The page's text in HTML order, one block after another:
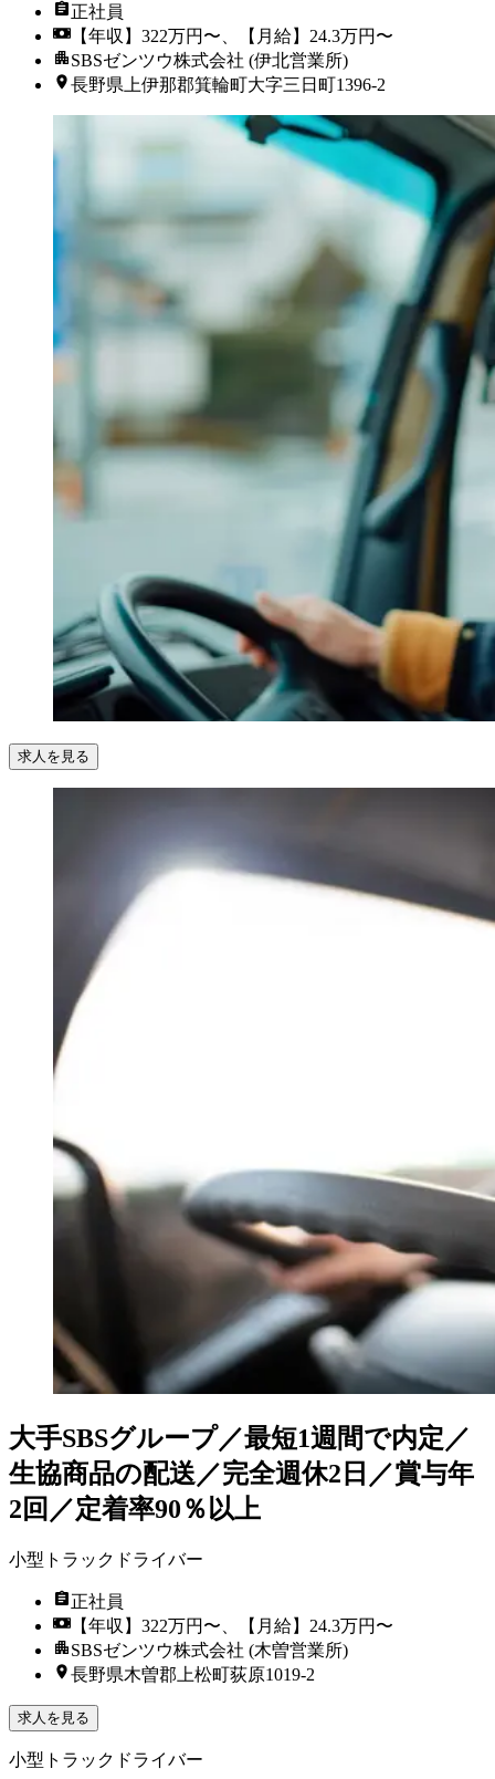
正社員
【年収】322万円〜、【月給】24.3万円〜
SBSゼンツウ株式会社 (伊北営業所)
長野県上伊那郡箕輪町大字三日町1396-2
求人を見る
大手SBSグループ／最短1週間で内定／
生協商品の配送／完全週休2日／賞与年
2回／定着率90％以上
小型トラックドライバー
正社員
【年収】322万円〜、【月給】24.3万円〜
SBSゼンツウ株式会社 (木曽営業所)
長野県木曽郡上松町荻原1019-2
求人を見る
小型トラックドライバー